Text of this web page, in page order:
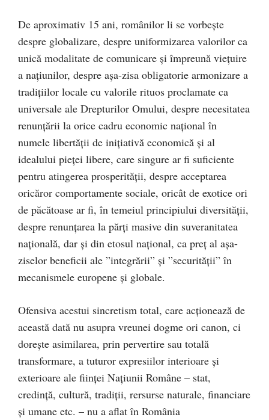
De aproximativ 15 ani, românilor li se vorbeşte
despre globalizare, despre uniformizarea valorilor ca
unică modalitate de comunicare şi împreună vieţuire
a naţiunilor, despre aşa-zisa obligatorie armonizare a
tradiţiilor locale cu valorile rituos proclamate ca
universale ale Drepturilor Omului, despre necesitatea
renunţării la orice cadru economic naţional în
numele libertăţii de iniţiativă economică şi al
idealului pieţei libere, care singure ar fi suficiente
pentru atingerea prosperităţii, despre acceptarea
oricăror comportamente sociale, oricât de exotice ori
de păcătoase ar fi, în temeiul principiului diversităţii,
despre renunţarea la părţi masive din suveranitatea
naţională, dar şi din etosul naţional, ca preţ al aşa-
ziselor beneficii ale ”integrării” şi ”securităţii” în
mecanismele europene şi globale.
Ofensiva acestui sincretism total, care acţionează de
această dată nu asupra vreunei dogme ori canon, ci
doreşte asimilarea, prin pervertire sau totală
transformare, a tuturor expresiilor interioare şi
exterioare ale fiinţei Naţiunii Române – stat,
credinţă, cultură, tradiţii, rersurse naturale, financiare
şi umane etc. – nu a aflat în România